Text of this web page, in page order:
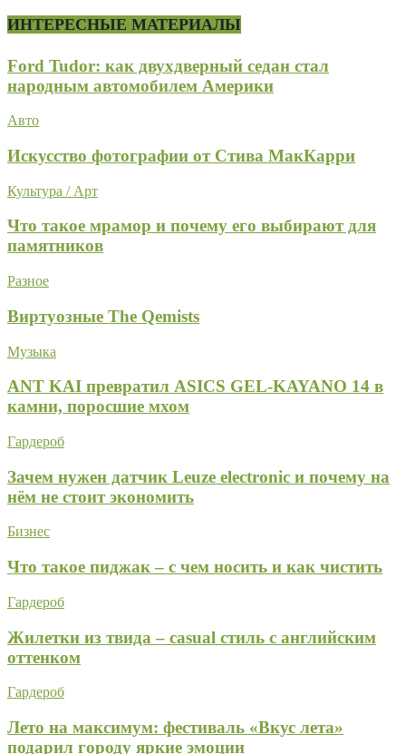
ИНТЕРЕСНЫЕ МАТЕРИАЛЫ
Ford Tudor: как двухдверный седан стал
народным автомобилем Америки
Авто
Искусство фотографии от Стива МакКарри
Культура / Арт
Что такое мрамор и почему его выбирают для
памятников
Разное
Виртуозные The Qemists
Музыка
ANT KAI превратил ASICS GEL-KAYANO 14 в
камни, поросшие мхом
Гардероб
Зачем нужен датчик Leuze electronic и почему на
нём не стоит экономить
Бизнес
Что такое пиджак – с чем носить и как чистить
Гардероб
Жилетки из твида – casual стиль с английским
оттенком
Гардероб
Лето на максимум: фестиваль «Вкус лета»
подарил городу яркие эмоции